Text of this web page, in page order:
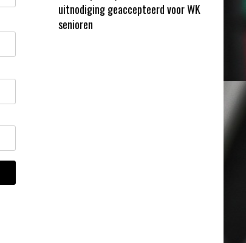
uitnodiging geaccepteerd voor WK
senioren